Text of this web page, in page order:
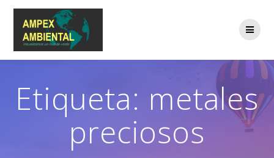
Etiqueta: metales
preciosos